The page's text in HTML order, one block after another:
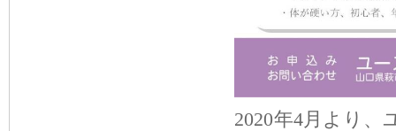
2020年4月より